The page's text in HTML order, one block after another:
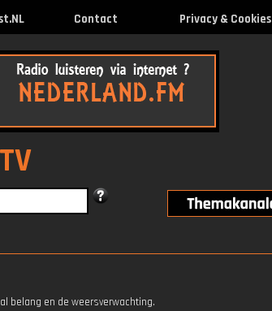
Contact Privacy & Cookies
belang en de weersverwachting.